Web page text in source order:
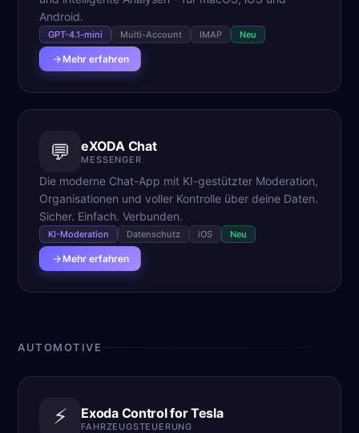
Android.
GPT-4.1-mini Multi-Account IMAP Neu
Mehr erfahren
💬 eXODA Chat
MESSENGER
Die moderne Chat-App mit KI-gestützter Moderation,
Organisationen und voller Kontrolle über deine Daten.
Sicher. Einfach. Verbunden.
KI-Moderation Datenschutz iOS Neu
Mehr erfahren
AUTOMOTIVE
⚡ Exoda Control for Tesla
FAHRZEUGSTEUERUNG